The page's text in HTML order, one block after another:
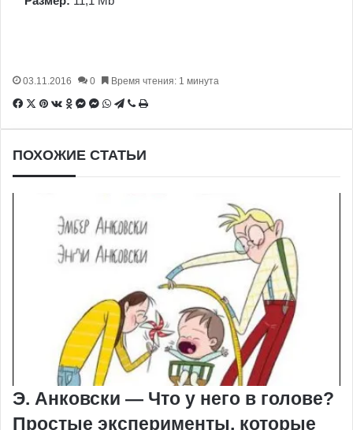
03.11.2016 0 Время чтения: 1 минута
Facebook
X Pinterest
Вконтакте
Одноклассники
Messenger
Messenger
WhatsApp
Telegram
ViberПечатать
ПОХОЖИЕ СТАТЬИ
Э. Анковски — Что у него в голове?
Простые эксперименты, которые